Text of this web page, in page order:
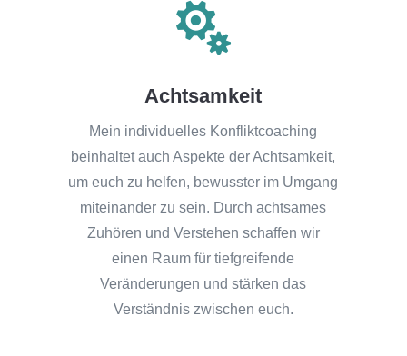

Achtsamkeit
Mein individuelles Konfliktcoaching
beinhaltet auch Aspekte der Achtsamkeit,
um euch zu helfen, bewusster im Umgang
miteinander zu sein. Durch achtsames
Zuhören und Verstehen schaffen wir
einen Raum für tiefgreifende
Veränderungen und stärken das
Verständnis zwischen euch.